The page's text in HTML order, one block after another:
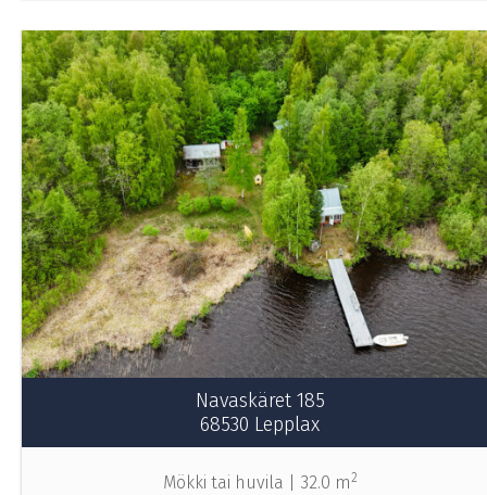
Navaskäret 185
68530 Lepplax
Mökki tai huvila | 32.0 m2